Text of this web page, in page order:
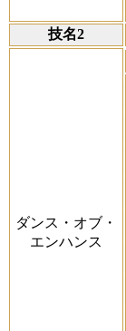
技名2
ダンス・オブ・
エンハンス